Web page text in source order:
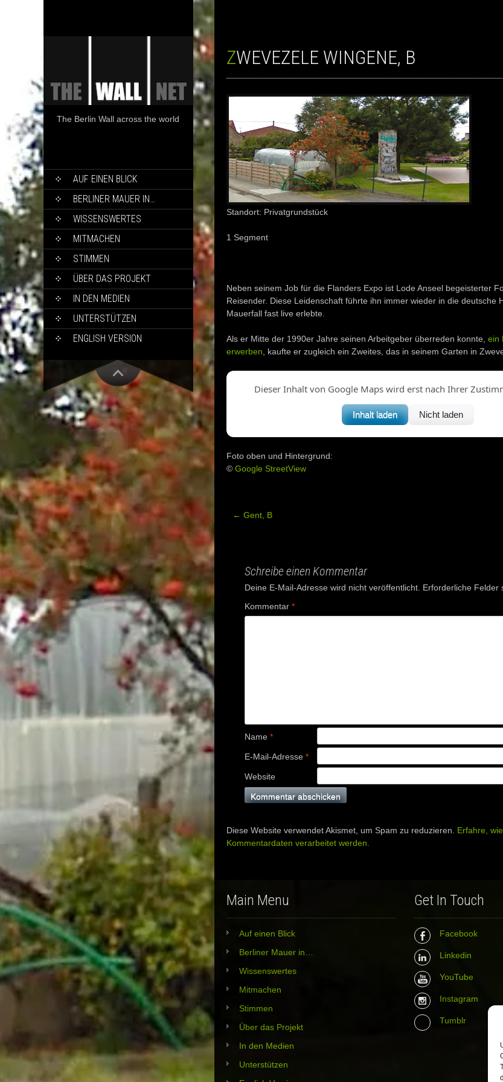
The Berlin Wall across the world
SKIP
TO
CONTENT
AUF EINEN BLICK
BERLINER MAUER IN…
WISSENSWERTES
MITMACHEN
STIMMEN
ÜBER DAS PROJEKT
IN DEN MEDIEN
UNTERSTÜTZEN
ENGLISH VERSION
ZWEVEZELE WINGENE, B
Standort: Privatgrundstück
1 Segment
Neben seinem Job für die Flanders Expo ist Lode Anseel begeisterter
Reisender. Diese Leidenschaft führte ihn immer wieder in die deutsche
Mauerfall fast live erlebte.
Als er Mitte der 1990er Jahre seinen Arbeitgeber überreden konnte, ein
erwerben , kaufte er zugleich ein Zweites, das in seinem Garten in
Dieser Inhalt von Google Maps wird erst nach Ihrer
Inhalt laden Nicht laden
Foto oben und Hintergrund:
© Google StreetView
Post
← Gent, B
Schreibe einen Kommentar
Deine E-Mail-Adresse wird nicht veröffentlicht. Erforderliche Felder
Kommentar *
Name *
E-Mail-Adresse *
Website
Diese Website verwendet Akismet, um Spam zu reduzieren. Erfahre,
Kommentardaten verarbeitet werden.
Main Menu
Auf einen Blick
Berliner Mauer in…
Wissenswertes
Mitmachen
Stimmen
Über das Projekt
In den Medien
Unterstützen
Get In Touch
Facebook
Linkedin
YouTube
Instagram
Tumblr